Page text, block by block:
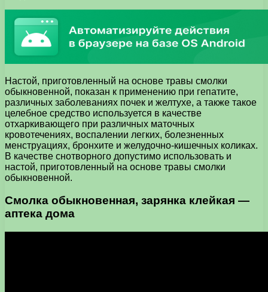
Настой, приготовленный на основе травы смолки
обыкновенной, показан к применению при гепатите,
различных заболеваниях почек и желтухе, а также такое
целебное средство используется в качестве
отхаркивающего при различных маточных
кровотечениях, воспалении легких, болезненных
менструациях, бронхите и желудочно-кишечных коликах.
В качестве снотворного допустимо использовать и
настой, приготовленный на основе травы смолки
обыкновенной.
Смолка обыкновенная, зарянка клейкая —
аптека дома